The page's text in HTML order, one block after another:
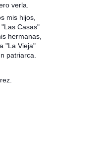
verla.
mis hijos,
Casas"
hermanas,
"La Vieja"
patriarca.